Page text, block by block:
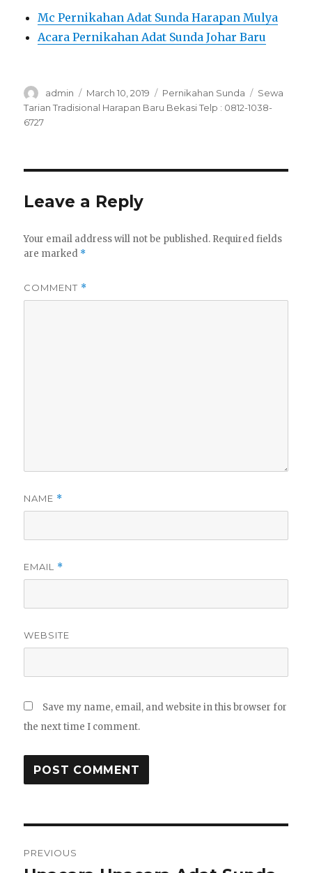
Mc Pernikahan Adat Sunda Harapan Mulya
Acara Pernikahan Adat Sunda Johar Baru
Author
admin
Posted
on
March 10, 2019 Categories
Pernikahan Sunda Tags
Sewa
Tarian Tradisional Harapan Baru Bekasi Telp : 0812-1038-
6727
Leave a Reply
Your email address will not be published. Required fields
are marked *
COMMENT *
NAME *
EMAIL *
WEBSITE
Save my name, email, and website in this browser for
the next time I comment.
PREVIOUS